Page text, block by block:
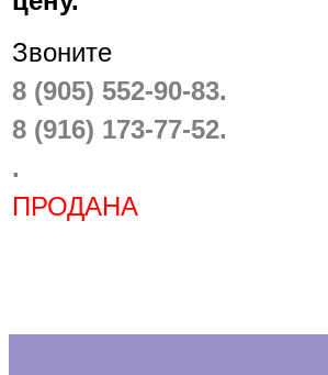
Звоните
8 (905) 552-90-83.
8 (916) 173-77-52.
.
ПРОДАНА